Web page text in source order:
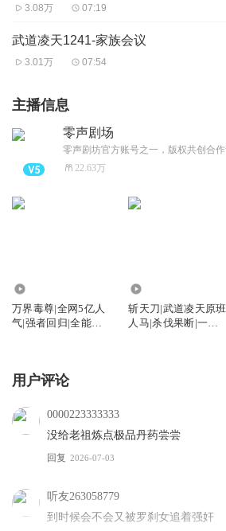
3.08万 07:19
武道凌天1241-家族会议
3.01万 07:54
主播信息
零声剧场
22.63万
万界毒尊|全网5亿人
气|强者回归|全能无
斩天刀|武道凌天原班
人马|杀伐果断|一路
用户评论
0000223333333
没给老祖炼点极品丹药尝尝
回复 2026-07-03
听友263058779
到时候会不会又被罗刹女追着强奸